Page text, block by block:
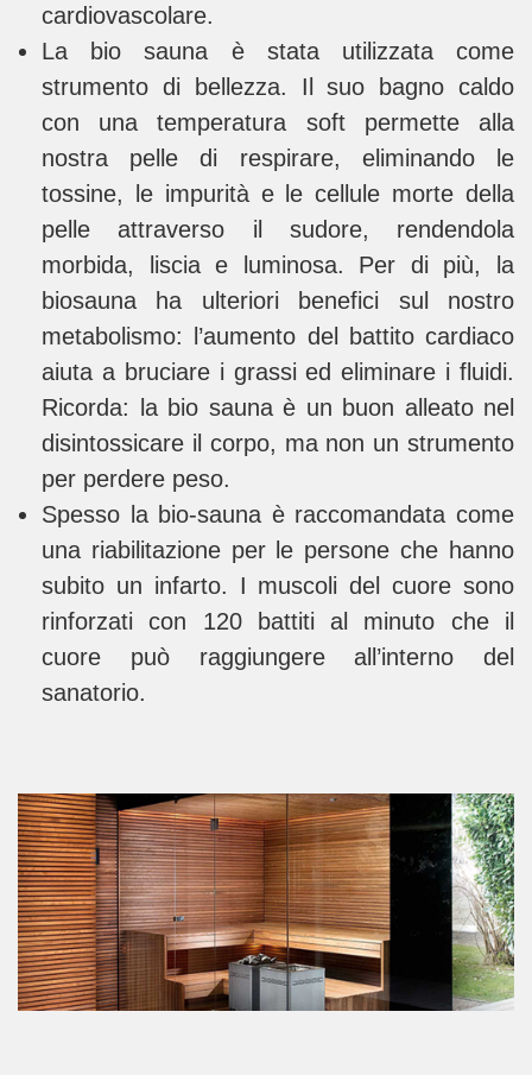
cardiovascolare.
La bio sauna è stata utilizzata come
strumento di bellezza. Il suo bagno caldo
con una temperatura soft permette alla
nostra pelle di respirare, eliminando le
tossine, le impurità e le cellule morte della
pelle attraverso il sudore, rendendola
morbida, liscia e luminosa. Per di più, la
biosauna ha ulteriori benefici sul nostro
metabolismo: l’aumento del battito cardiaco
aiuta a bruciare i grassi ed eliminare i fluidi.
Ricorda: la bio sauna è un buon alleato nel
disintossicare il corpo, ma non un strumento
per perdere peso.
Spesso la bio-sauna è raccomandata come
una riabilitazione per le persone che hanno
subito un infarto. I muscoli del cuore sono
rinforzati con 120 battiti al minuto che il
cuore può raggiungere all’interno del
sanatorio.